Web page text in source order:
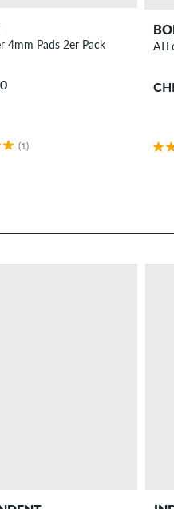
4mm Pads 2er Pack
(1)